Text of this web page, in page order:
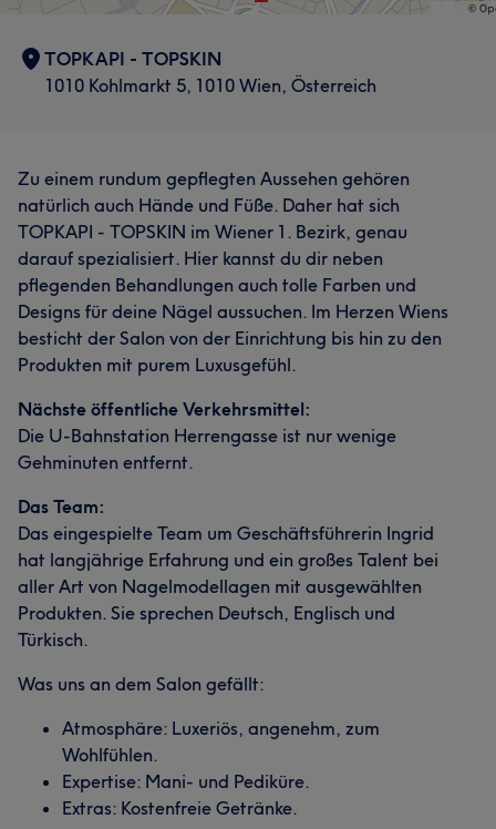
TOPKAPI - TOPSKIN
1010 Kohlmarkt 5, 1010 Wien, Österreich
Zu einem rundum gepflegten Aussehen gehören
natürlich auch Hände und Füße. Daher hat sich
TOPKAPI - TOPSKIN im Wiener 1. Bezirk, genau
darauf spezialisiert. Hier kannst du dir neben
pflegenden Behandlungen auch tolle Farben und
Designs für deine Nägel aussuchen. Im Herzen Wiens
besticht der Salon von der Einrichtung bis hin zu den
Produkten mit purem Luxusgefühl.
Nächste öffentliche Verkehrsmittel:
Die U-Bahnstation Herrengasse ist nur wenige
Gehminuten entfernt.
Das Team:
Das eingespielte Team um Geschäftsführerin Ingrid
hat langjährige Erfahrung und ein großes Talent bei
aller Art von Nagelmodellagen mit ausgewählten
Produkten. Sie sprechen Deutsch, Englisch und
Türkisch.
Was uns an dem Salon gefällt:
Atmosphäre: Luxeriös, angenehm, zum
Wohlfühlen.
Expertise: Mani- und Pediküre.
Extras: Kostenfreie Getränke.